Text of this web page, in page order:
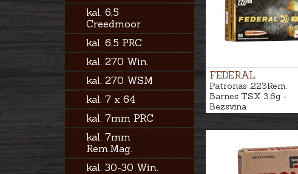
kal. 6,5
Creedmoor
kal. 6,5 PRC
kal. 270 Win.
kal. 270 WSM
kal. 7 x 64
kal. 7mm PRC
kal. 7mm
Rem.Mag.
kal. 30-30 Win.
FEDERAL
Patronas .223Rem.
Barnes TSX 3,6g -
Bezsvina